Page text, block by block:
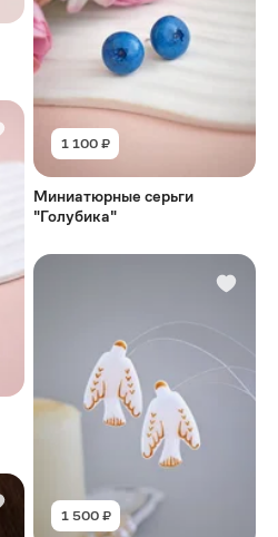
1 100 ₽
Миниатюрные серьги
"Голубика"
1 500 ₽